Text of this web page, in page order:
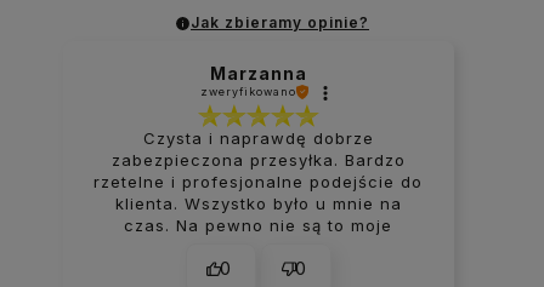
Jak zbieramy opinie?
Marzanna
zweryfikowano
Czysta i naprawdę dobrze
zabezpieczona przesyłka. Bardzo
rzetelne i profesjonalne podejście do
klienta. Wszystko było u mnie na
czas. Na pewno nie są to moje
0 0